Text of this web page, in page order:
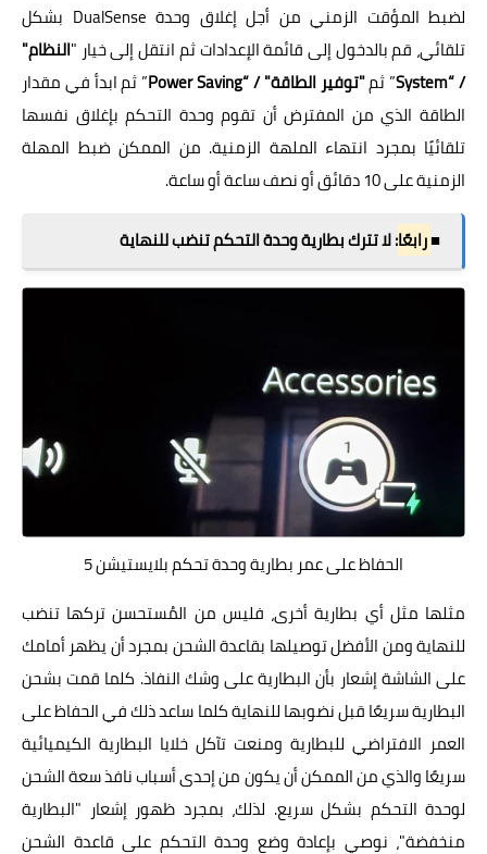
لضبط المؤقت الزمني من أجل إغلاق وحدة DualSense بشكل
تلقائي، قم بالدخول إلى قائمة الإعدادات ثم انتقل إلى خيار "النظام"
/ “System
” ثم"توفير الطاقة" / “Power Saving
” ثم ابدأ في مقدار
الطاقة الذي من المفترض أن تقوم وحدة التحكم بإغلاق نفسها
تلقائيًا بمجرد انتهاء الملهة الزمنية. من الممكن ضبط المهلة
الزمنية على 10 دقائق أو نصف ساعة أو ساعة.
■رابعًا: لا تترك بطارية وحدة التحكم تنضب للنهاية
الحفاظ على عمر بطارية وحدة تحكم بلايستيشن 5
مثلها مثل أي بطارية أخرى، فليس من المُستحسن تركها تنضب
للنهاية ومن الأفضل توصيلها بقاعدة الشحن بمجرد أن يظهر أمامك
على الشاشة إشعار بأن البطارية على وشك النفاذ. كلما قمت بشحن
البطارية سريعًا قبل نضوبها للنهاية كلما ساعد ذلك في الحفاظ على
العمر الافتراضي للبطارية ومنعت تآكل خلايا البطارية الكيميائية
سريعًا والذي من الممكن أن يكون من إحدى أسباب نافذ سعة الشحن
لوحدة التحكم بشكل سريع. لذلك، بمجرد ظهور إشعار "البطارية
منخفضة"، نوصي بإعادة وضع وحدة التحكم على قاعدة الشحن